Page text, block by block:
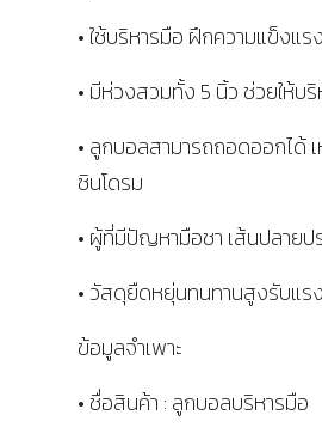
• ใช้บริหารมือ ฝึกความแข็งแ
• มีห่วงสวมทั้ง 5 นิ้ว ช่วยให้บ
• ลูกบอลสามารถถอดออกได้
ซินโดรม
• ผู้ที่มีปัญหามือชา เส้นปลาย
• วัสดุยืดหยุ่นทนทานสูงรับแร
ข้อมูลจำเพาะ
• ชื่อสินค้า : ลูกบอลบริหารมือ